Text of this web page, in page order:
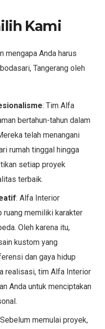
Kami
mengapa Anda harus
Tangerang oleh
: Tim Alfa
bertahun-tahun dalam
telah menangani
rumah tinggal hingga
setiap proyek
terbaik.
: Alfa Interior
ruang memiliki karakter
Oleh karena itu,
kustom yang
dan gaya hidup
realisasi, tim Alfa Interior
Anda untuk menciptakan
memulai proyek,